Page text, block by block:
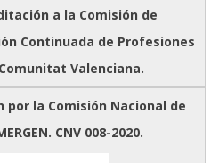
a la Comisión de
Continuada de Profesiones
Valenciana.
por la Comisión Nacional de
CNV 008-2020.